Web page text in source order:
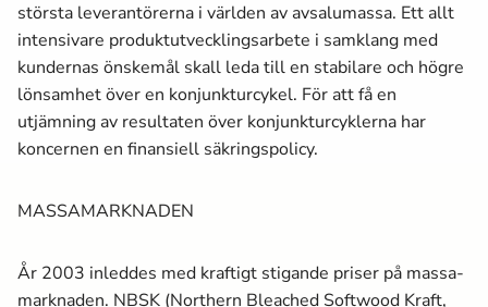
största leverantörerna i världen av avsalumassa­. Ett allt
intensivare produktutvecklingsarbete i samklang med
kundernas önskemål skall leda till en stabilare och högre
lönsamhet över en konjunkturcykel. För att få en
utjämning av resultaten över konjunkturcyklerna har
koncernen en finansiell säkringspolicy.
MASSA­MARKNADEN
År 2003 inleddes med kraftigt stigande priser på massa­
marknaden. NBSK (Northern Bleached Softwood Kraft,